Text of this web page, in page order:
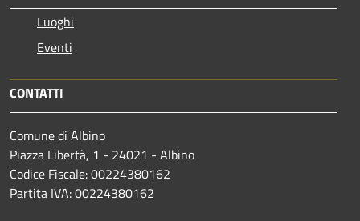
Luoghi
Eventi
CONTATTI
Comune di Albino
Piazza Libertà, 1 - 24021 - Albino
Codice Fiscale: 00224380162
Partita IVA: 00224380162